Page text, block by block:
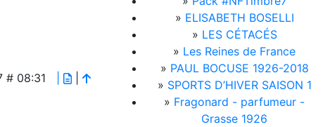
# 08:31
» ELISABETH BOSELLI
» LES CÉTACÉS
» Les Reines de France
» PAUL BOCUSE 1926-2018
» SPORTS D’HIVER SAISON 1
» Fragonard - parfumeur -
Grasse 1926